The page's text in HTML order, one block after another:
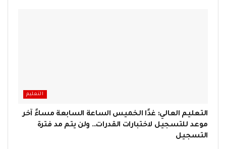
التعليم
التعليم العالي: غدًا الخميس الساعة السابعة مساءً آخر
موعد للتسجيل لاختبارات القدرات… ولن يتم مد فترة
التسجيل